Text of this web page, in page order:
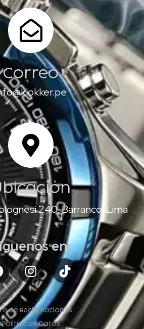
Correo
240, Barranco, Lima
en:
de Reclamaciones
Política de Datos